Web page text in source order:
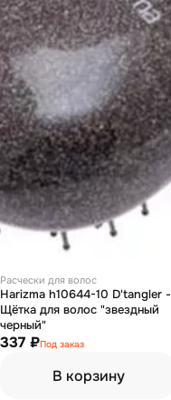
Расчески для волос
Harizma h10644-10 D'tangler -
Щётка для волос "звездный
черный"
337 ₽Под заказ
В корзину